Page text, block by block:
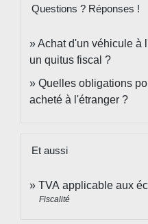
Questions ? Réponses !
Achat d'un véhicule à
un quitus fiscal ?
Quelles obligations
acheté à l'étranger ?
Et aussi
TVA applicable aux
Fiscalité